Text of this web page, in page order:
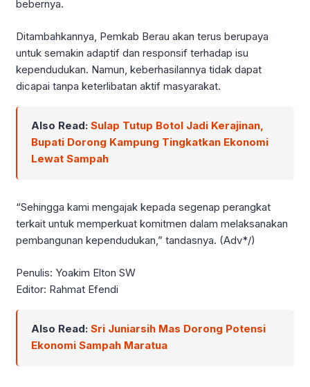
bebernya.
Ditambahkannya, Pemkab Berau akan terus berupaya
untuk semakin adaptif dan responsif terhadap isu
kependudukan. Namun, keberhasilannya tidak dapat
dicapai tanpa keterlibatan aktif masyarakat.
Also Read: Sulap Tutup Botol Jadi Kerajinan,
Bupati Dorong Kampung Tingkatkan Ekonomi
Lewat Sampah
“Sehingga kami mengajak kepada segenap perangkat
terkait untuk memperkuat komitmen dalam melaksanakan
pembangunan kependudukan,” tandasnya. (Adv*/)
Penulis: Yoakim Elton SW
Editor: Rahmat Efendi
Also Read: Sri Juniarsih Mas Dorong Potensi
Ekonomi Sampah Maratua